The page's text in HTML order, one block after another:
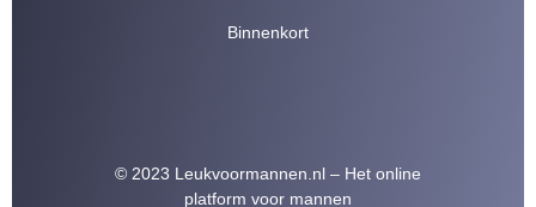
Binnenkort
© 2023 Leukvoormannen.nl – Het online
platform voor mannen